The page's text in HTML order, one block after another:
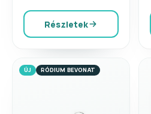
Részletek
ÚJ RÓDIUM BEVONAT